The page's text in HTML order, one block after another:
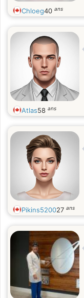
Chloeg40 ans
Atlas58 ans
Pikins520027 ans